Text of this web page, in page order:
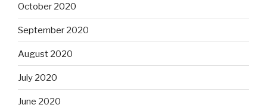
October 2020
September 2020
August 2020
July 2020
June 2020